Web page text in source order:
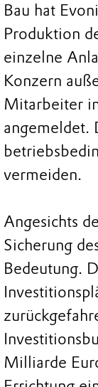
Bau hat
Produktion
einzelne
Konzern
Mitarbeiter
angemeldet.
vermeiden.
Angesichts
Sicherung
Bedeutung.
Milliarde